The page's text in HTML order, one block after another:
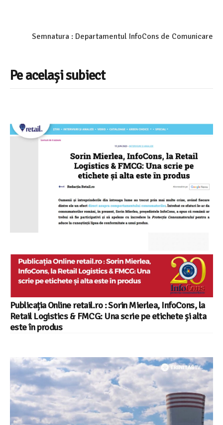
Semnatura : Departamentul InfoCons de Comunicare
Pe același subiect
Publicația Online retail.ro : Sorin Mierlea, InfoCons, la
Retail Logistics & FMCG: Una scrie pe etichete și alta
este în produs